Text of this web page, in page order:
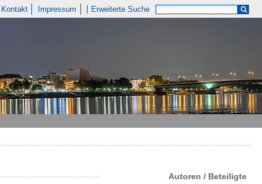
Kontakt Impressum Erweiterte Suche
Autoren / Beteiligte